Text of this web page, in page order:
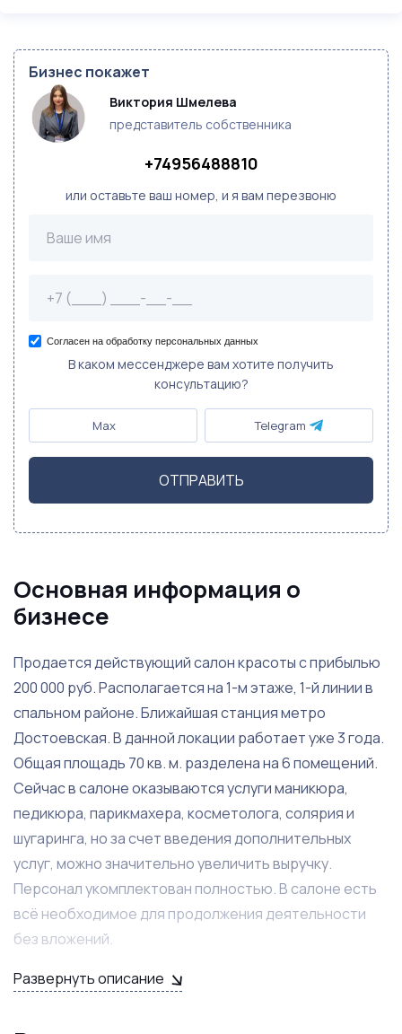
Бизнес покажет
Виктория Шмелева
представитель собственника
+74956488810
или оставьте ваш номер, и я вам перезвоню
Согласен на обработку персональных данных
В каком мессенджере вам хотите получить
консультацию?
Max Telegram
ОТПРАВИТЬ
Основная информация о
бизнесе
Продается действующий салон красоты с прибылью
200 000 руб. Располагается на 1-м этаже, 1-й линии в
спальном районе. Ближайшая станция метро
Достоевская. В данной локации работает уже 3 года.
Общая площадь 70 кв. м. разделена на 6 помещений.
Сейчас в салоне оказываются услуги маникюра,
педикюра, парикмахера, косметолога, солярия и
шугаринга, но за счет введения дополнительных
услуг, можно значительно увеличить выручку.
Персонал укомплектован полностью. В салоне есть
всё необходимое для продолжения деятельности
без вложений.
Главным преимуществом салона красоты является:
Развернуть описание